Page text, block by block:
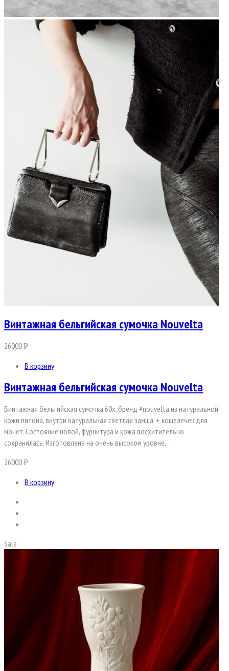
Винтажная бельгийская сумочка Nouvelta
26000Р
В корзину
Винтажная бельгийская сумочка Nouvelta
Винтажная бельгийская сумочка 60х, бренд #nouvelta из натуральной
кожи питона, внутри натуральная светлая замша, + кошелечек для
монет. Состояние новой, фурнитура и кожа восхитительно
сохранилась. Изготовлена на очень высоком уровне, …
26000Р
В корзину
Sale